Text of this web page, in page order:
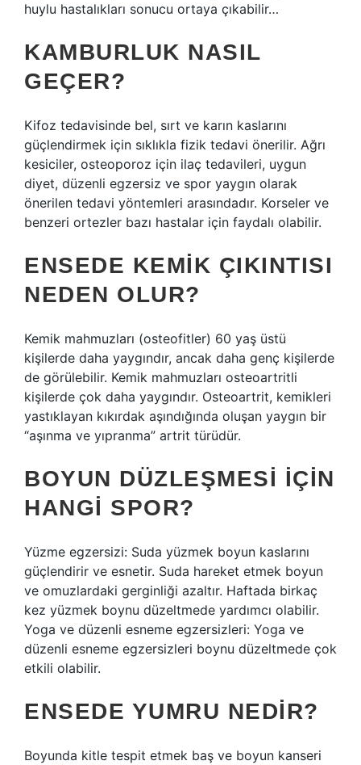
huylu hastalıkları sonucu ortaya çıkabilir…
KAMBURLUK NASIL
GEÇER?
Kifoz tedavisinde bel, sırt ve karın kaslarını
güçlendirmek için sıklıkla fizik tedavi önerilir. Ağrı
kesiciler, osteoporoz için ilaç tedavileri, uygun
diyet, düzenli egzersiz ve spor yaygın olarak
önerilen tedavi yöntemleri arasındadır. Korseler ve
benzeri ortezler bazı hastalar için faydalı olabilir.
ENSEDE KEMIK ÇIKINTISI
NEDEN OLUR?
Kemik mahmuzları (osteofitler) 60 yaş üstü
kişilerde daha yaygındır, ancak daha genç kişilerde
de görülebilir. Kemik mahmuzları osteoartritli
kişilerde çok daha yaygındır. Osteoartrit, kemikleri
yastıklayan kıkırdak aşındığında oluşan yaygın bir
“aşınma ve yıpranma” artrit türüdür.
BOYUN DÜZLEŞMESI IÇIN
HANGI SPOR?
Yüzme egzersizi: Suda yüzmek boyun kaslarını
güçlendirir ve esnetir. Suda hareket etmek boyun
ve omuzlardaki gerginliği azaltır. Haftada birkaç
kez yüzmek boynu düzeltmede yardımcı olabilir.
Yoga ve düzenli esneme egzersizleri: Yoga ve
düzenli esneme egzersizleri boynu düzeltmede çok
etkili olabilir.
ENSEDE YUMRU NEDIR?
Boyunda kitle tespit etmek baş ve boyun kanseri